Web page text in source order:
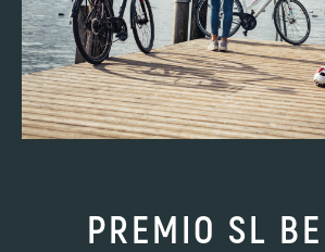
PREMIO SL